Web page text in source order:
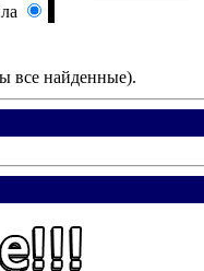
все найденные).